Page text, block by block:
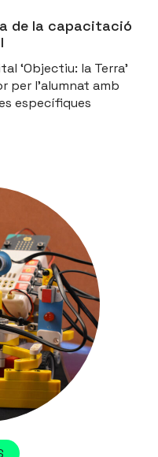
de la capacitació
‘Objectiu: la Terra’
per l’alumnat amb
específiques